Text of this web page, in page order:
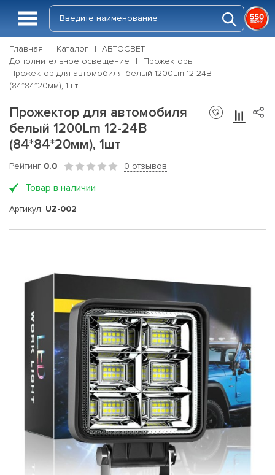
Главная Каталог
АВТОСВЕТ
Дополнительное освещение
Прожекторы
Прожектор для автомобиля белый 1200Lm 12-24В
(84*84*20мм), 1шт
Прожектор для автомобиля
белый 1200Lm 12-24В
(84*84*20мм), 1шт
Рейтинг 0.0 0 отзывов
Товар в наличии
Артикул: UZ-002